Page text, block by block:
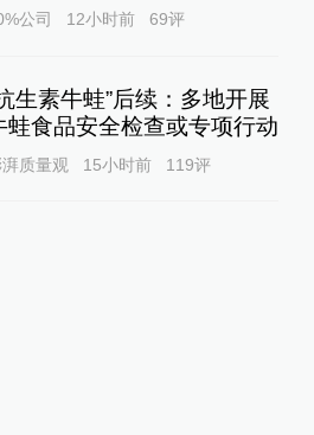
公司 12小时前 69评
生素牛蛙”后续：多地开展
蛙食品安全检查或专项行动
质量观 15小时前 119评